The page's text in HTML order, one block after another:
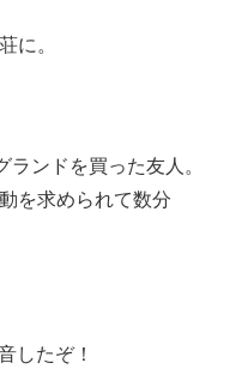
に。
ンドを買った友人。
を求められて数分
したぞ！